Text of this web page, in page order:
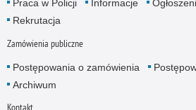
Praca w Policji Informacje
Rekrutacja
Zamówienia publiczne
Postępowania o zamówienia
Archiwum
Kontakt